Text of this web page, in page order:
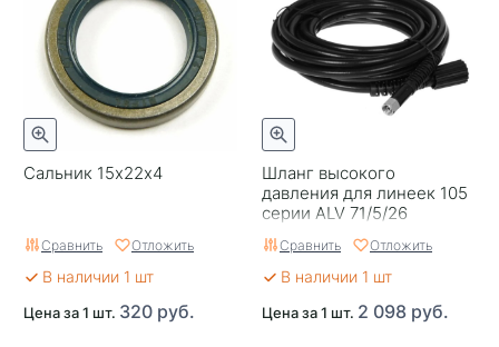
Сальник 15х22х4
Сравнить Отложить
В наличии 1 шт
Цена за 1 шт. 320 руб.
Шланг высокого
давления для линеек 105
серии ALV 71/5/26
Сравнить Отложить
В наличии 1 шт
Цена за 1 шт. 2 098 руб.